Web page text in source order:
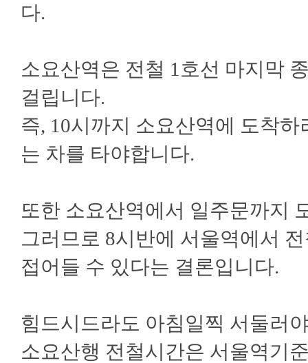
다.
소요산역은 전철 1호선 마지막
걸립니다.
즉, 10시까지 소요산역에 도착
는 차를 타야합니다.
또한 소요산역에서 일주문까지
그러므로 8시반에 서울역에서
접어들 수 있다는 결론입니다.
힘드시드라도 아침일찍 서둘러
소요산행 전철시간은 서울역기